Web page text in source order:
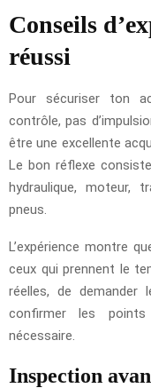
Conseils
réussi
Pour sécuriser ton
contrôle, pas
être une excellente
Le bon réflexe
hydraulique, moteur,
pneus.
L’expérience montre
ceux qui prennent le
réelles, de demander
confirmer les
nécessaire.
Inspection